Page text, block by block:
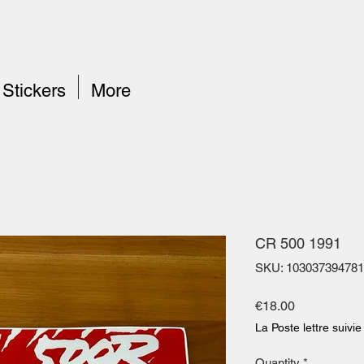
Stickers More
CR 500 1991
SKU: 103037394781
€18.00Price
La Poste lettre suivie